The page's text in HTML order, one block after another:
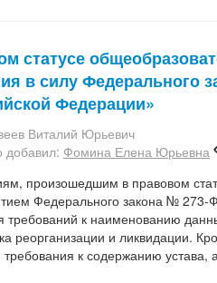
статусе
в силу Федерального
Федерации»
Виталий Юрьевич
добавил: Фомина Елена Юрьевна
произошедшим в правовом
Федерального закона № 273-
требований к наименованию
реорганизации и ликвидации.
к содержанию устава,